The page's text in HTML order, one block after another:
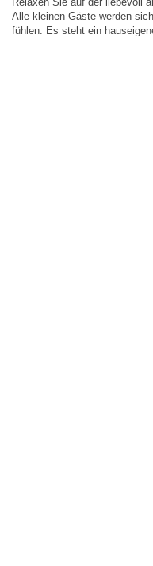
Alle kleinen Gäste werden
fühlen: Es steht ein